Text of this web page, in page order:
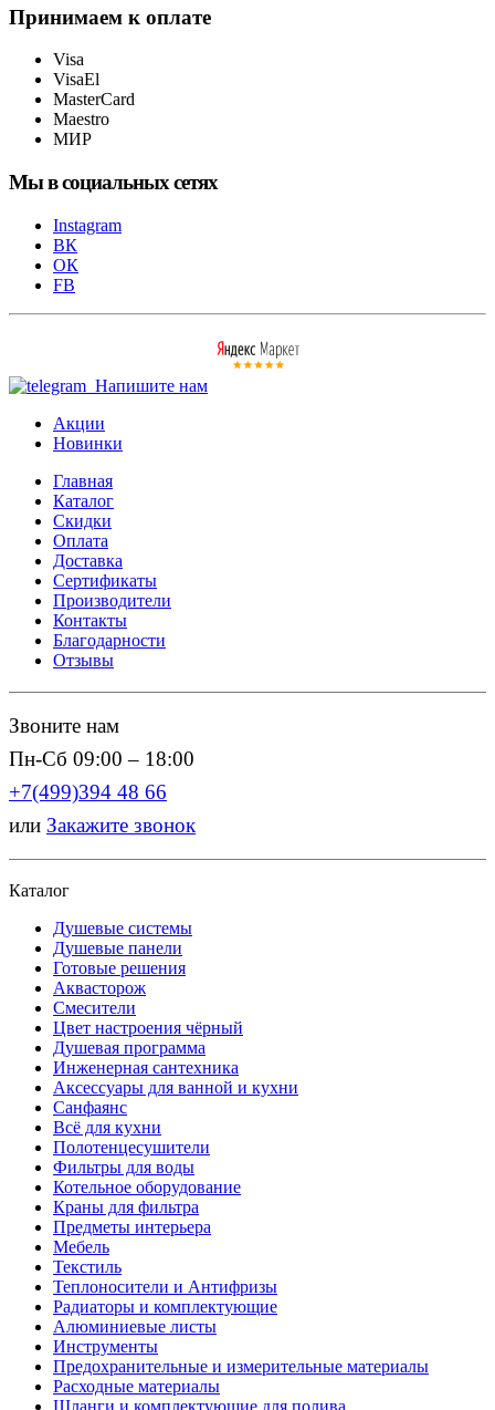
Принимаем к оплате
Visa
VisaEl
MasterCard
Maestro
МИР
Мы в социальных сетях
Instagram
ВК
ОК
FB
Напишите нам
Акции
Новинки
Главная
Каталог
Скидки
Оплата
Доставка
Сертификаты
Производители
Контакты
Благодарности
Отзывы
Звоните нам
Пн-Сб 09:00 – 18:00
+7(499)394 48 66
или Закажите звонок
Каталог
Душевые системы
Душевые панели
Готовые решения
Аквасторож
Смесители
Цвет настроения чёрный
Душевая программа
Инженерная сантехника
Аксессуары для ванной и кухни
Санфаянс
Всё для кухни
Полотенцесушители
Фильтры для воды
Котельное оборудование
Краны для фильтра
Предметы интерьера
Мебель
Текстиль
Теплоносители и Антифризы
Радиаторы и комплектующие
Алюминиевые листы
Инструменты
Предохранительные и измерительные материалы
Расходные материалы
Шланги и комплектующие для полива